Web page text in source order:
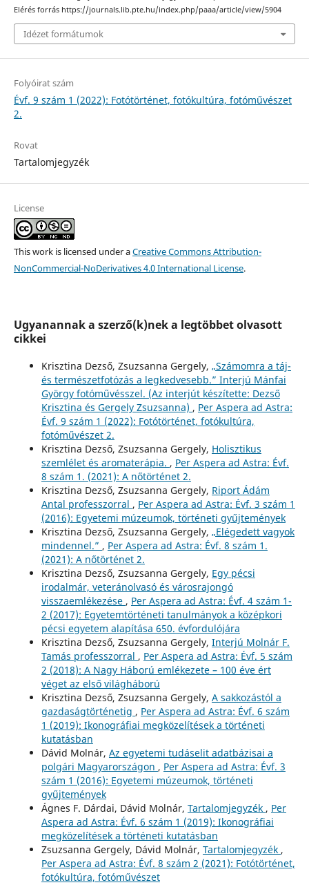
Elérés forrás https://journals.lib.pte.hu/index.php/paaa/article/view/5904
Idézet formátumok
Folyóirat szám
Évf. 9 szám 1 (2022): Fotótörténet, fotókultúra, fotóművészet
2.
Rovat
Tartalomjegyzék
License
This work is licensed under aCreative Commons Attribution-
NonCommercial-NoDerivatives 4.0 International License.
Ugyanannak a szerző(k)nek a legtöbbet olvasott
cikkei
Krisztina Dezső, Zsuzsanna Gergely, „Számomra a táj-
és természetfotózás a legkedvesebb.” Interjú Mánfai
György fotóművésszel. (Az interjút készítette: Dezső
Krisztina és Gergely Zsuzsanna) , Per Aspera ad Astra:
Évf. 9 szám 1 (2022): Fotótörténet, fotókultúra,
fotóművészet 2.
Krisztina Dezső, Zsuzsanna Gergely, Holisztikus
szemlélet és aromaterápia. , Per Aspera ad Astra: Évf.
8 szám 1. (2021): A nőtörténet 2.
Krisztina Dezső, Zsuzsanna Gergely, Riport Ádám
Antal professzorral , Per Aspera ad Astra: Évf. 3 szám 1
(2016): Egyetemi múzeumok, történeti gyűjtemények
Krisztina Dezső, Zsuzsanna Gergely, „Elégedett vagyok
mindennel.” , Per Aspera ad Astra: Évf. 8 szám 1.
(2021): A nőtörténet 2.
Krisztina Dezső, Zsuzsanna Gergely, Egy pécsi
irodalmár, veteránolvasó és városrajongó
visszaemlékezése , Per Aspera ad Astra: Évf. 4 szám 1-
2 (2017): Egyetemtörténeti tanulmányok a középkori
pécsi egyetem alapítása 650. évfordulójára
Krisztina Dezső, Zsuzsanna Gergely, Interjú Molnár F.
Tamás professzorral , Per Aspera ad Astra: Évf. 5 szám
2 (2018): A Nagy Háború emlékezete – 100 éve ért
véget az első világháború
Krisztina Dezső, Zsuzsanna Gergely, A sakkozástól a
gazdaságtörténetig , Per Aspera ad Astra: Évf. 6 szám
1 (2019): Ikonográfiai megközelítések a történeti
kutatásban
Dávid Molnár, Az egyetemi tudáselit adatbázisai a
polgári Magyarországon , Per Aspera ad Astra: Évf. 3
szám 1 (2016): Egyetemi múzeumok, történeti
gyűjtemények
Ágnes F. Dárdai, Dávid Molnár, Tartalomjegyzék , Per
Aspera ad Astra: Évf. 6 szám 1 (2019): Ikonográfiai
megközelítések a történeti kutatásban
Zsuzsanna Gergely, Dávid Molnár, Tartalomjegyzék ,
Per Aspera ad Astra: Évf. 8 szám 2 (2021): Fotótörténet,
fotókultúra, fotóművészet